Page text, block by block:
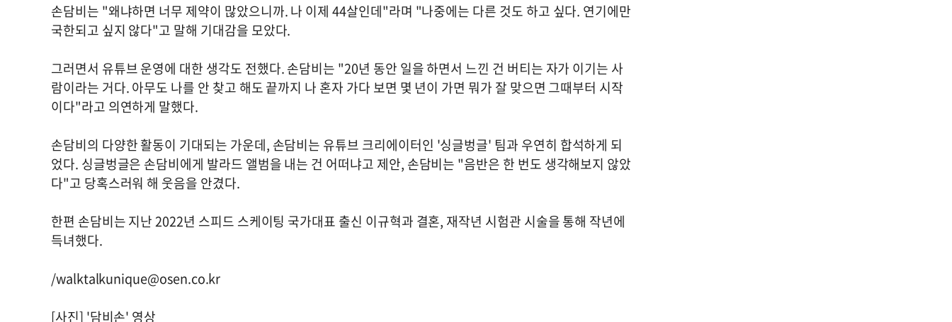
손담비는 "왜냐하면 너무 제약이 많았으니까. 나 이제 44살인데"라며 "나중에는 다른 것도 하고 싶다. 연기에만
국한되고 싶지 않다"고 말해 기대감을 모았다.
그러면서 유튜브 운영에 대한 생각도 전했다. 손담비는 "20년 동안 일을 하면서 느낀 건 버티는 자가 이기는 사
람이라는 거다. 아무도 나를 안 찾고 해도 끝까지 나 혼자 가다 보면 몇 년이 가면 뭐가 잘 맞으면 그때부터 시작
이다"라고 의연하게 말했다.
손담비의 다양한 활동이 기대되는 가운데, 손담비는 유튜브 크리에이터인 '싱글벙글' 팀과 우연히 합석하게 되
었다. 싱글벙글은 손담비에게 발라드 앨범을 내는 건 어떠냐고 제안, 손담비는 "음반은 한 번도 생각해보지 않았
다"고 당혹스러워 해 웃음을 안겼다.
한편 손담비는 지난 2022년 스피드 스케이팅 국가대표 출신 이규혁과 결혼, 재작년 시험관 시술을 통해 작년에
득녀했다.
/walktalkunique@osen.co.kr
[사진] '담비손' 영상